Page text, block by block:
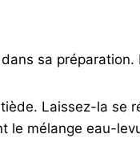
sa préparation.
Laissez-la
mélange eau-